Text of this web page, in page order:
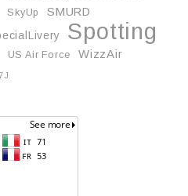
SkyUp
SMURD
Spotting
US Air Force
WizzAir